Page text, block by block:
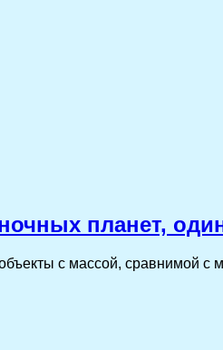
планет,
с массой, сравнимой